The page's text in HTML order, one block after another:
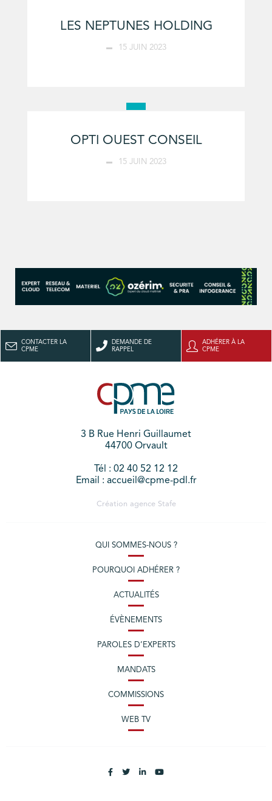
LES NEPTUNES HOLDING
15 JUIN 2023
OPTI OUEST CONSEIL
15 JUIN 2023
CONTACTER LA
CPME
DEMANDE DE
RAPPEL
ADHÉRER À LA
CPME
3 B Rue Henri Guillaumet
44700 Orvault
Tél : 02 40 52 12 12
Email : accueil@cpme-pdl.fr
Création agence Stafe
QUI SOMMES-NOUS ?
POURQUOI ADHÉRER ?
ACTUALITÉS
ÉVÈNEMENTS
PAROLES D’EXPERTS
MANDATS
COMMISSIONS
WEB TV